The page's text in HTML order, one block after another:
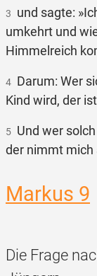
3 und sagte:
umkehrt und
Himmelreich
4 Darum: Wer
Kind wird, der
5 Und wer
der nimmt mich
Markus 9
Die Frage